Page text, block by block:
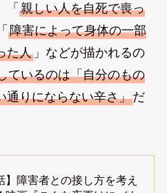
「 親しい人を自死で喪っ
障害によって身体の一部
た人」などが描かれるの
ているのは「自分のもの
通りにならない辛さ」だ
】障害者との接し方を考え